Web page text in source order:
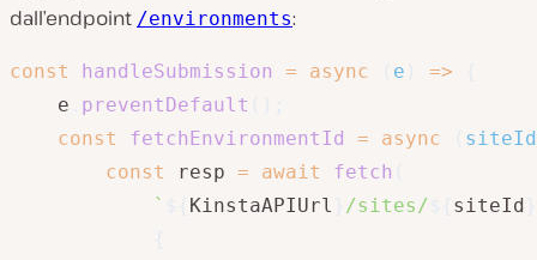
dall’endpoint /environments:
const handleSubmission = async e =>
    e
preventDefault
const
fetchEnvironmentId = async
siteId
const
resp = await fetch
`
KinstaAPIUrl /sites/ siteId